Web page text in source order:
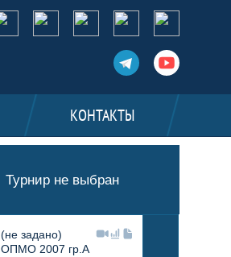
КОНТАКТЫ
Турнир не выбран
(не задано)
ОПМО 2007 гр.А